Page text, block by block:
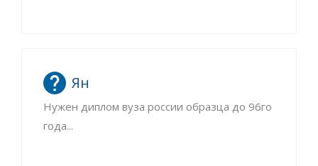
Ян
Нужен диплом вуза россии образца до 96го
года...